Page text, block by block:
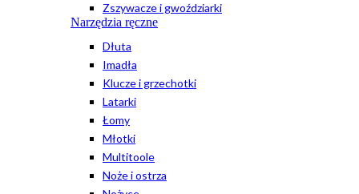
Zszywacze i gwoździarki
Narzędzia ręczne
Dłuta
Imadła
Klucze i grzechotki
Latarki
Łomy
Młotki
Multitoole
Noże i ostrza